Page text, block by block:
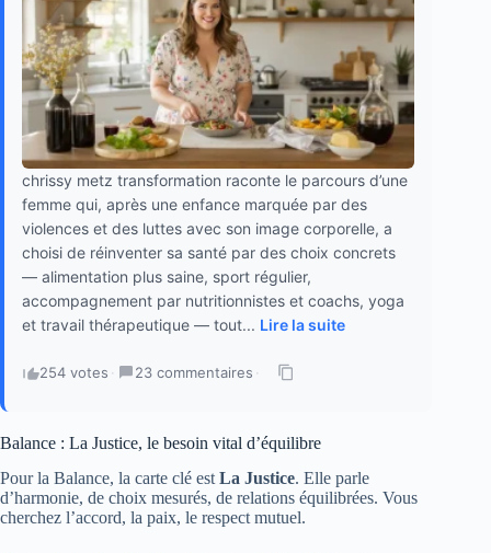
chrissy metz transformation raconte le parcours d’une
femme qui, après une enfance marquée par des
violences et des luttes avec son image corporelle, a
choisi de réinventer sa santé par des choix concrets
— alimentation plus saine, sport régulier,
accompagnement par nutritionnistes et coachs, yoga
et travail thérapeutique — tout... Lire la suite
254 votes · 23 commentaires ·
Balance : La Justice, le besoin vital d’équilibre
Pour la Balance, la carte clé estLa Justice. Elle parle
d’harmonie, de choix mesurés, de relations équilibrées. Vous
cherchez l’accord, la paix, le respect mutuel.